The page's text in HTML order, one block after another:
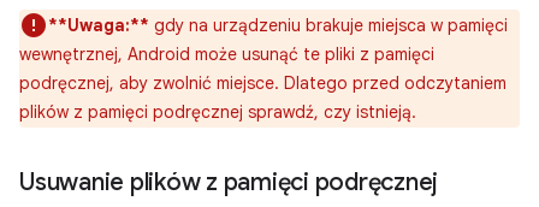
**Uwaga:** gdy na urządzeniu brakuje miejsca w pamięci
wewnętrznej, Android może usunąć te pliki z pamięci
podręcznej, aby zwolnić miejsce. Dlatego przed odczytaniem
plików z pamięci podręcznej sprawdź, czy istnieją.
Usuwanie plików z pamięci podręcznej